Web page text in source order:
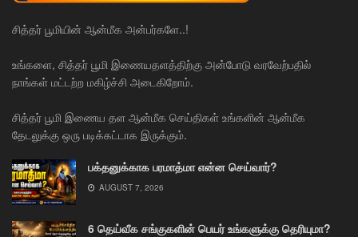
சித்தர் பூமியின் ஆன்மீக அன்பர்களே..!
உங்களை, சித்தர் பூமி இணையதளத்திற்கு அன்போடு வரவேற்பதில்
நாங்கள் மட்டற்ற மகிழ்ச்சி அடைகிறோம்.
சித்தர் பூமி இணைய தள ஆன்மீக செய்திகள் உங்களின் ஆன்மீக
தேடலுக்கு ஒரு படிக்கட்டாக இருக்கும்.
பக்தனுக்காக பரமாத்மா என்ன செய்வார்?
AUGUST 7, 2026
6 தெய்வீக சங்குகளின் பெயர் உங்களுக்கு தெரியுமா?